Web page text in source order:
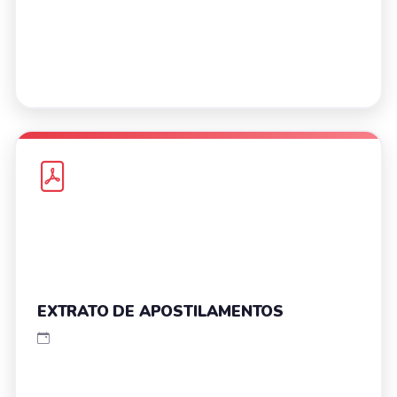
EXTRATO DE APOSTILAMENTOS